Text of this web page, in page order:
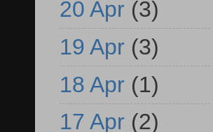
20 Apr (3)
19 Apr (3)
18 Apr (1)
17 Apr (2)